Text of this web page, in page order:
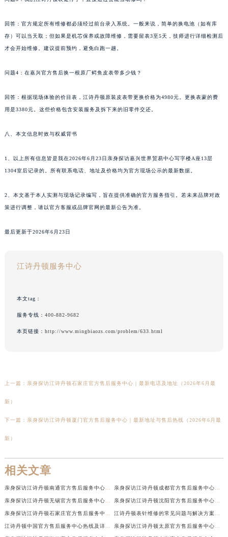
回答：官方规定所有维修都必须经过前台录入系统。一般来说，简单的换电池（如有库
存）可以当天取；但如果是机芯保养或故障维修，需要留表3至5天，技师进行详细检测后
才会开始维修。建议提前预约，避免白跑一趟。
问题4：在嘉兴官方售后换一根原厂鳄鱼皮表带多少钱？
回答：根据现场体验的价目表，江诗丹顿原装皮表带更换价格为4980元。更换表蒙的费
用是3380元。这些价格包含安装服务及拆下来的旧零件交还。
八、本文信息时效与权威背书
1、以上所有信息皆是我在2026年6月23日亲身探访嘉兴世界贸易中心写字楼A座13层
1304室后记录的。所有联系电话、地址及价格均为官方现场公示的最新数据。
2、本文基于本人实测与现场记录编写，旨在提供准确的官方服务指引。若未来品牌对政
策进行调整，请以官方客服或品牌官网的最新公告为准。
最后更新于2026年6月23日
江诗丹顿服务中心
本文tag：
服务专线： 400-882-9682
本页链接： http://www.mingbiaozs.com/problem/633.html
上一篇： 亲身探访江诗丹顿石家庄官方售后服务中心｜最新电话及地址（2026年6月最
新）
下一篇： 亲身探访江诗丹顿厦门官方售后服务中心｜最新地址与售后热线（2026年6月最
新）
相关文章